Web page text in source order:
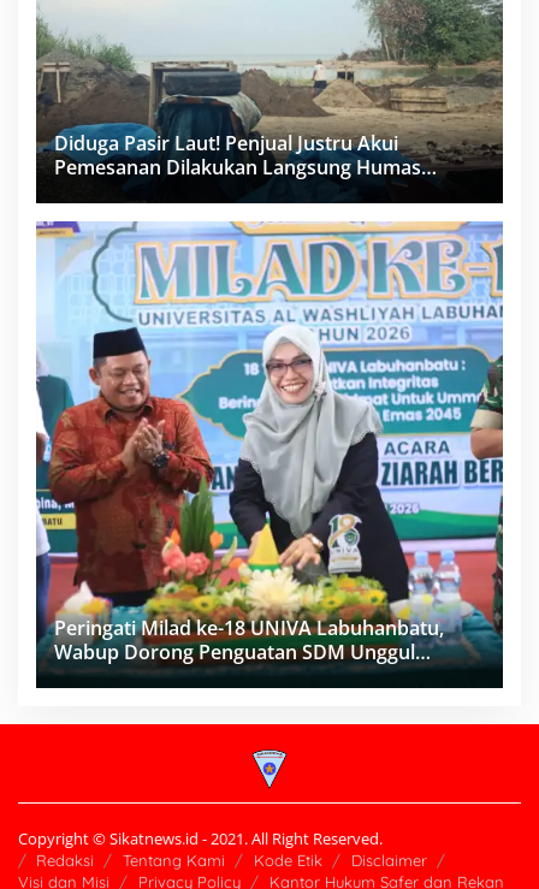
Diduga Pasir Laut! Penjual Justru Akui
Pemesanan Dilakukan Langsung Humas
Peringati Milad ke-18 UNIVA Labuhanbatu,
Wabup Dorong Penguatan SDM Unggul
Menuju Indonesia Emas 2045
Copyright © Sikatnews.id - 2021. All Right Reserved.
Redaksi Tentang Kami Kode Etik
Disclaimer
Visi dan Misi
Privacy Policy Kantor Hukum Safer dan Rekan